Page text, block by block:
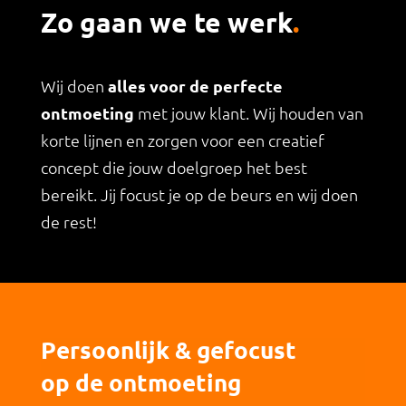
Zo gaan we te werk.
Wij doen alles voor de perfecte
ontmoeting met jouw klant. Wij houden van
korte lijnen en zorgen voor een creatief
concept die jouw doelgroep het best
bereikt. Jij focust je op de beurs en wij doen
de rest!
Persoonlijk & gefocust
op de ontmoeting